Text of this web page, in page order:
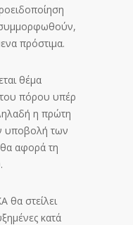
πρόστιμα.
θέμα
πόρου υπέρ
η πρώτη
υποβολή των
αφορά τη
θα στείλει
κατά